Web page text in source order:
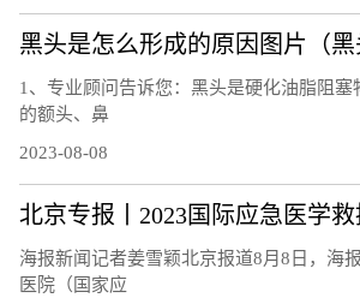
1、专业顾问告诉您：黑头是硬化油脂阻
的额头、鼻
2023-08-08
海报新闻记者姜雪颖北京报道8月8日，海
医院（国家应